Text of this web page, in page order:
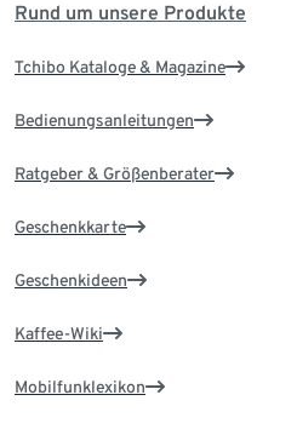
Rund um unsere Produkte
Tchibo Kataloge & Magazine
Bedienungsanleitungen
Ratgeber & Größenberater
Geschenkkarte
Geschenkideen
Kaffee-Wiki
Mobilfunklexikon